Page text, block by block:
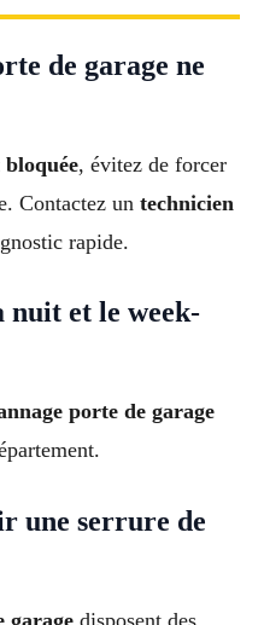
de garage ne
bloquée, évitez de forcer
Contactez un technicien
rapide.
nuit et le week-
porte de garage
une serrure de